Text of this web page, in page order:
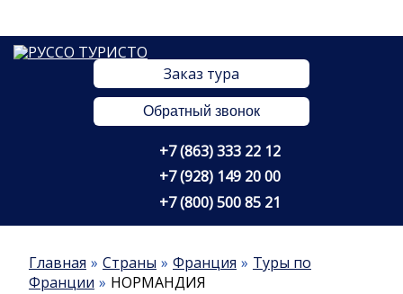
Заказ тура
Обратный звонок
+7 (863) 333 22 12
+7 (928) 149 20 00
+7 (800) 500 85 21
Главная Страны Франция
Туры по
Франции
НОРМАНДИЯ